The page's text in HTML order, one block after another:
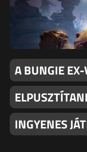
A BUNGIE
INGYENES